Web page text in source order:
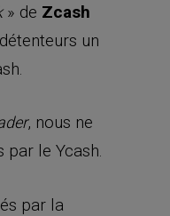
» de Zcash
un
, nous ne
par le Ycash.
par la